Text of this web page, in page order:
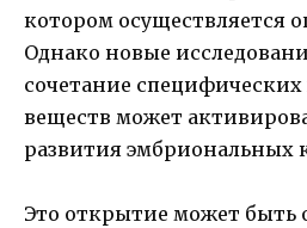
котором осуществляется
Однако новые
сочетание
веществ может
развития эмбриональных
Это открытие может быть